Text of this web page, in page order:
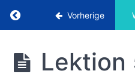
Zurück zum Kurs:
Vorherige
Erste Schritte
mit dem
MemberPress-
Lektion